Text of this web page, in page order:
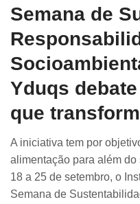
Semana de
Yduqs
que
A iniciativa tem por
alimentação para além
18 a 25 de setembro, o
Semana de